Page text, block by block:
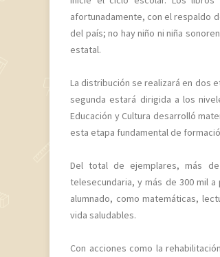
afortunadamente, con el respaldo
del país; no hay niño ni niña
estatal.
La distribución se realizará en dos
segunda estará dirigida a los
Educación y Cultura desarrolló
esta etapa fundamental de
Del total de ejemplares, más
telesecundaria, y más de 300 mil
alumnado, como matemáticas,
vida saludables.
Con acciones como la